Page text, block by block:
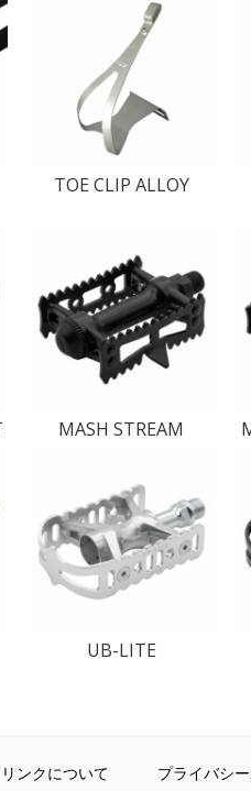
TOE CLIP ALLOY
MASH STREAM
UB-LITE
リンクについて プライバシ